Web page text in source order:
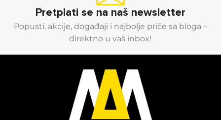
Pretplati se na naš newsletter
Popusti, akcije, događaji i najbolje priče sa bloga –
direktno u vaš inbox!